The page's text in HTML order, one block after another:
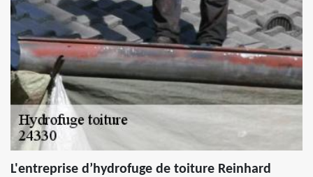
L'entreprise d’hydrofuge de toiture Reinhard